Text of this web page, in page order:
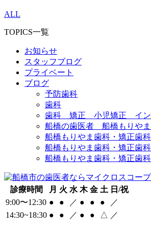
ALL
TOPICS一覧
お知らせ
スタッフブログ
プライベート
ブログ
予防歯科
歯科
歯科 矯正 小児矯正 イン
船橋の歯医者 船橋もりや
船橋もりやま歯科・矯正
船橋もりやま歯科・矯正歯
船橋もりやま歯科・矯正歯
診療時間 月 火 水 木 金 土 日/祝
9:00〜12:30 ● ● ／ ● ● ●
／
14:30~18:30 ● ● ／ ● ● △ ／